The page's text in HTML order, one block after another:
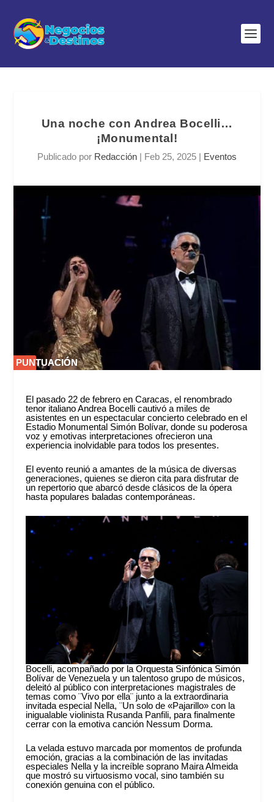
Una noche con Andrea Bocelli…
¡Monumental!
Publicado por Redacción | Feb 25, 2025 | Eventos
PUNTUACIÓN
PUNTUACIÓN
El pasado 22 de febrero en Caracas, el renombrado
tenor italiano Andrea Bocelli cautivó a miles de
asistentes en un espectacular concierto celebrado en el
Estadio Monumental Simón Bolívar, donde su poderosa
voz y emotivas interpretaciones ofrecieron una
experiencia inolvidable para todos los presentes.
El evento reunió a amantes de la música de diversas
generaciones, quienes se dieron cita para disfrutar de
un repertorio que abarcó desde clásicos de la ópera
hasta populares baladas contemporáneas.
Bocelli, acompañado por la Orquesta Sinfónica Simón
Bolívar de Venezuela y un talentoso grupo de músicos,
deleitó al público con interpretaciones magistrales de
temas como ¨Vivo por ella¨ junto a la extraordinaria
invitada especial Nella, ¨Un solo de «Pajarillo» con la
inigualable violinista Rusanda Panfili, para finalmente
cerrar con la emotiva canción Nessum Dorma.
La velada estuvo marcada por momentos de profunda
emoción, gracias a la combinación de las invitadas
especiales Nella y la increíble soprano Maira Almeida
que mostró su virtuosismo vocal, sino también su
conexión genuina con el público.